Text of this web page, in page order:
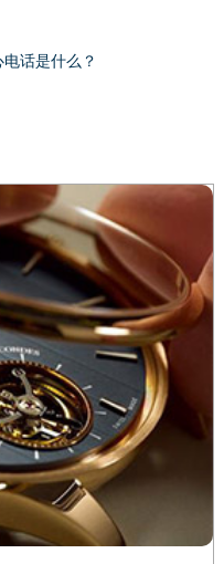
话是什么？